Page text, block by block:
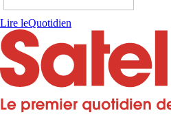
Lire leQuotidien